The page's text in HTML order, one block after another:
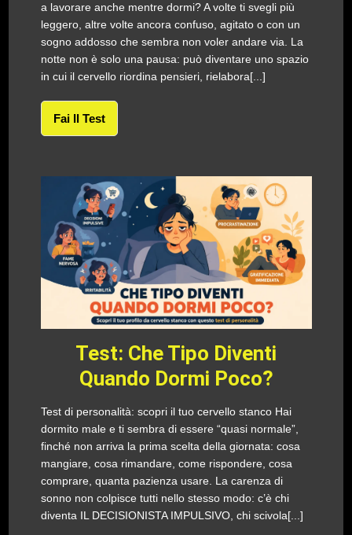
a lavorare anche mentre dormi? A volte ti svegli più
leggero, altre volte ancora confuso, agitato o con un
sogno addosso che sembra non voler andare via. La
notte non è solo una pausa: può diventare uno spazio
in cui il cervello riordina pensieri, rielabora[...]
Fai Il Test
Test: Che Tipo Diventi
Quando Dormi Poco?
Test di personalità: scopri il tuo cervello stanco Hai
dormito male e ti sembra di essere “quasi normale”,
finché non arriva la prima scelta della giornata: cosa
mangiare, cosa rimandare, come rispondere, cosa
comprare, quanta pazienza usare. La carenza di
sonno non colpisce tutti nello stesso modo: c’è chi
diventa IL DECISIONISTA IMPULSIVO, chi scivola[...]